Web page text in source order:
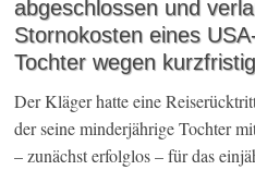
abgeschlossen und
Stornokosten eines
Tochter wegen
Der Kläger hatte eine
der seine minderjährige Tochter
– zunächst erfolglos – für das